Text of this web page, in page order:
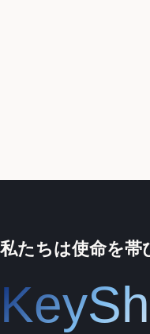
私たちは使命を帯